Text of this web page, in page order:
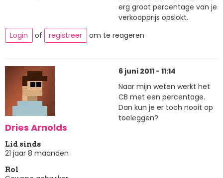
erg groot percentage van je
verkoopprijs opslokt.
Login
of registreer om te reageren
Dries Arnolds
Lid sinds
21 jaar 8 maanden
Rol
6 juni 2011 - 11:14
Naar mijn weten werkt het
CB met een percentage.
Dan kun je er toch nooit op
toeleggen?